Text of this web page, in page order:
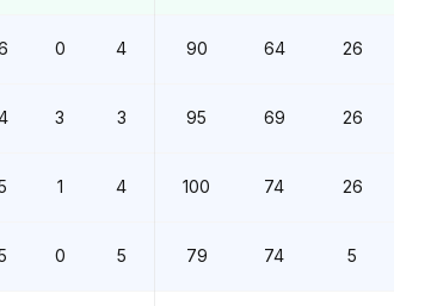
0 4 90 64 26
3 3 95 69 26
1 4 100 74 26
0 5 79 74 5